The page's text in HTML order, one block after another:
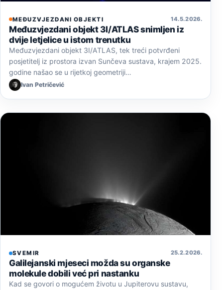
MEĐUZVJEZDANI OBJEKTI 14. 5. 2026.
Međuzvjezdani objekt 3I/ATLAS snimljen iz
dvije letjelice u istom trenutku
Međuzvjezdani objekt 3I/ATLAS, tek treći potvrđeni
posjetitelj iz prostora izvan Sunčeva sustava, krajem 2025.
godine našao se u rijetkoj geometriji…
Ivan Petričević
SVEMIR 25. 2. 2026.
Galilejanski mjeseci možda su organske
molekule dobili već pri nastanku
Kad se govori o mogućem životu u Jupiterovu sustavu,